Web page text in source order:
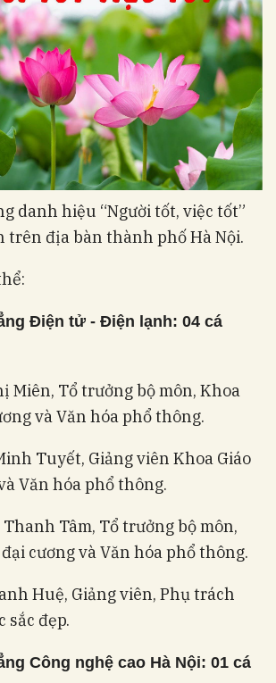
danh hiệu “Người tốt, việc tốt”
trên địa bàn thành phố Hà Nội.
Điện tử - Điện lạnh: 04 cá
Miên, Tổ trưởng bộ môn, Khoa
và Văn hóa phổ thông.
Tuyết, Giảng viên Khoa Giáo
Văn hóa phổ thông.
Tâm, Tổ trưởng bộ môn,
cương và Văn hóa phổ thông.
Huệ, Giảng viên, Phụ trách
sắc đẹp.
Công nghệ cao Hà Nội: 01 cá